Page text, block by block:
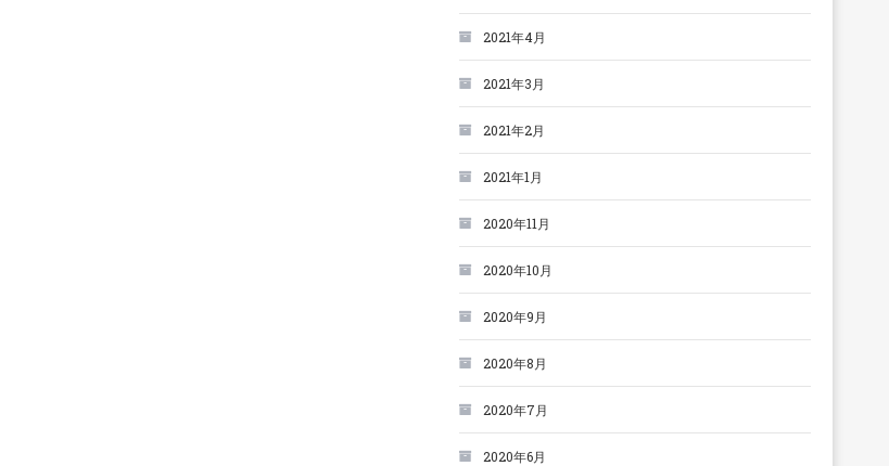
2021年4月
2021年3月
2021年2月
2021年1月
2020年11月
2020年10月
2020年9月
2020年8月
2020年7月
2020年6月